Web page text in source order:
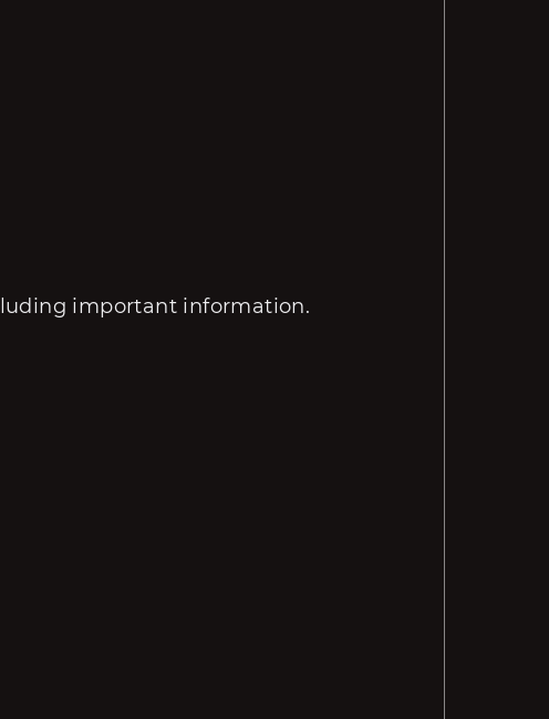
important information.